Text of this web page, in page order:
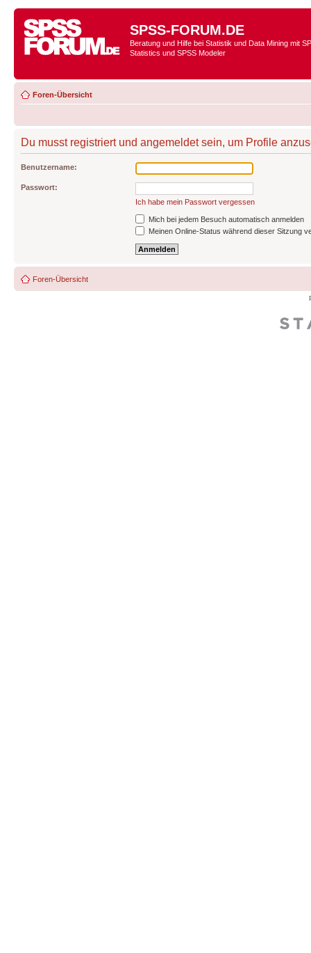
SPSS-FORUM.DE
Beratung und Hilfe bei Statistik und Data Mining mit
Statistics und SPSS Modeler
Foren-Übersicht
Du musst registriert und angemeldet sein, um Profile
Benutzername:
Passwort:
Ich habe mein Passwort vergessen
Mich bei jedem Besuch automatisch anmelden
Meinen Online-Status während dieser Sitzung
Foren-Übersicht